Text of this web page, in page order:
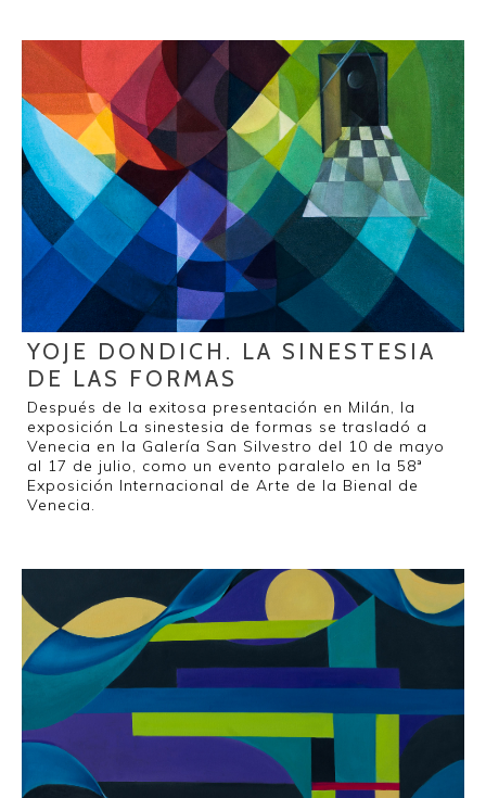
YOJE DONDICH. LA SINESTESIA
DE LAS FORMAS
Después de la exitosa presentación en Milán, la
exposición La sinestesia de formas se trasladó a
Venecia en la Galería San Silvestro del 10 de mayo
al 17 de julio, como un evento paralelo en la 58ª
Exposición Internacional de Arte de la Bienal de
Venecia.